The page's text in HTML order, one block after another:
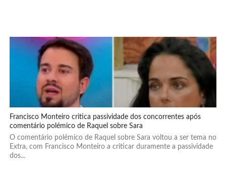
Francisco Monteiro critica passividade dos concorrentes após
comentário polémico de Raquel sobre Sara
O comentário polémico de Raquel sobre Sara voltou a ser tema no
Extra, com Francisco Monteiro a criticar duramente a passividade
dos...